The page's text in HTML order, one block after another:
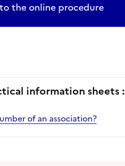
the online procedure
information sheets :
of an association?